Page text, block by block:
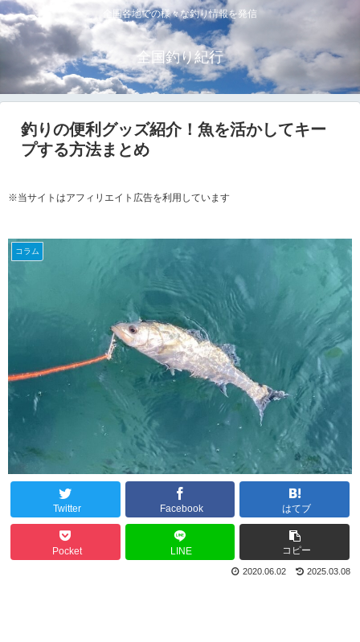
全国各地での様々な釣り情報を発信
全国釣り紀行
釣りの便利グッズ紹介！魚を活かしてキー
プする方法まとめ
※当サイトはアフィリエイト広告を利用しています
コラム
Twitter Facebook はてブ
Pocket LINE コピー
2025.03.08
2020.06.02